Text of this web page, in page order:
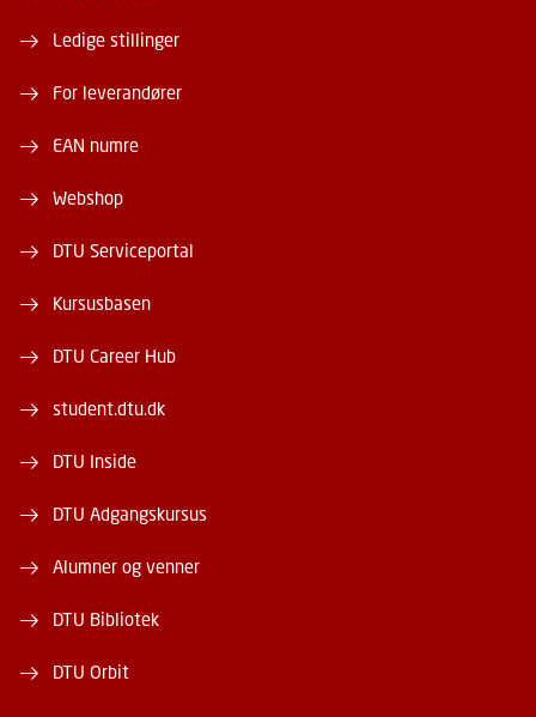
Ledige stillinger
For leverandører
EAN numre
Webshop
DTU Serviceportal
Kursusbasen
DTU Career Hub
student.dtu.dk
DTU Inside
DTU Adgangskursus
Alumner og venner
DTU Bibliotek
DTU Orbit